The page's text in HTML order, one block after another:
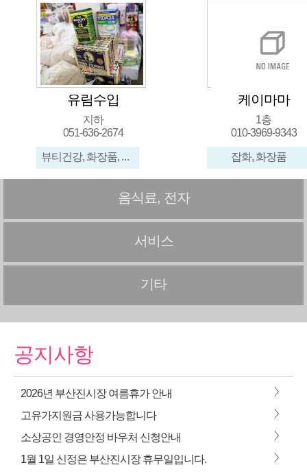
케이마마
010-3969-9343
잡화, 화장품
셀비
음식료, 전자
서비스
기타
공지사항
2026년 부산진시장 여름휴가 안내 >
고유가지원금 사용가능합니다 >
소상공인 경영안정 바우처 신청안내 >
1월 1일 신정은 부산진시장 휴무일입니다. >